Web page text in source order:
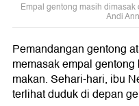
Empal gentong masih
Andi
Pemandangan gentong
memasak empal
makan. Sehari-hari, ibu
terlihat duduk di depan